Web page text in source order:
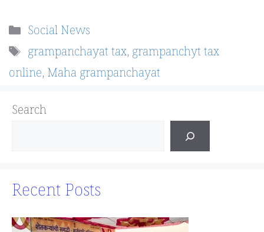
Categories
Social News
Tags
grampanchayat tax,grampanchyt tax
online,Maha grampanchayat
Search
Recent Posts